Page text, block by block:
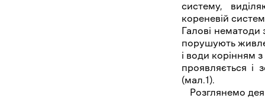
систему,
кореневій
Галові
порушують
і води
проявляється і
(мал.1).
Розглянемо